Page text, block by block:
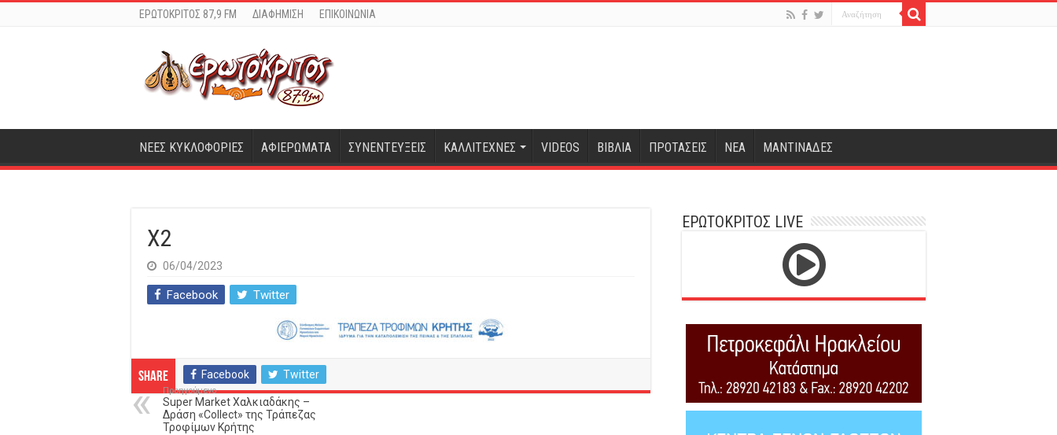
ΕΡΩΤΟΚΡΙΤΟΣ 87,9 FM ΔΙΑΦΗΜΙΣΗ ΕΠΙΚΟΙΝΩΝΙΑ
ΝΕΕΣ ΚΥΚΛΟΦΟΡΙΕΣ ΑΦΙΕΡΩΜΑΤΑ ΣΥΝΕΝΤΕΥΞΕΙΣ ΚΑΛΛΙΤΕΧΝΕΣ VIDEOS ΒΙΒΛΙΑ ΠΡΟΤΑΣΕΙΣ ΝΕΑ ΜΑΝΤΙΝΑΔΕΣ
X2
06/04/2023
Facebook Twitter
Share Facebook Twitter
Προηγούμενο
Super Market Χαλκιαδάκης –
Δράση «Collect» της Τράπεζας
Τροφίμων Κρήτης
ΕΡΩΤΟΚΡΙΤΟΣ LIVE